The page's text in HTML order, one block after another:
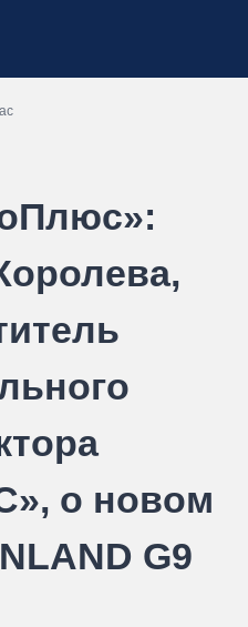
о новом
G9